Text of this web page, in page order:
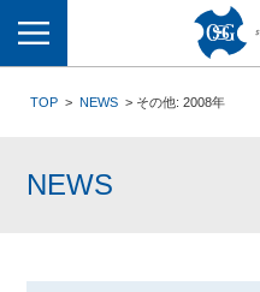
TOP NEWS その他: 2008年
NEWS